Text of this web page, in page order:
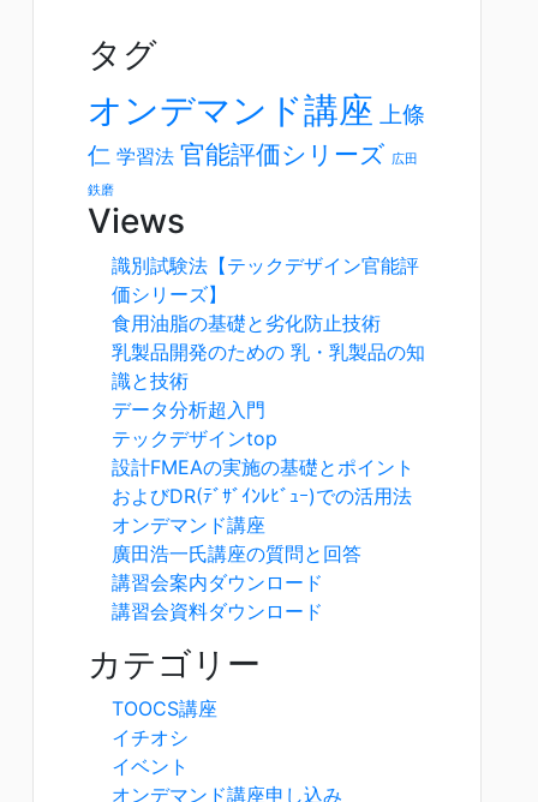
タグ
オンデマンド講座 上條
仁 学習法 官能評価シリーズ 広田
鉄磨
Views
識別試験法【テックデザイン官能評
価シリーズ】
食用油脂の基礎と劣化防止技術
乳製品開発のための 乳・乳製品の知
識と技術
データ分析超入門
テックデザインtop
設計FMEAの実施の基礎とポイント
およびDR(ﾃﾞｻﾞｲﾝﾚﾋﾞｭｰ)での活用法
オンデマンド講座
廣田浩一氏講座の質問と回答
講習会案内ダウンロード
講習会資料ダウンロード
カテゴリー
TOOCS講座
イチオシ
イベント
オンデマンド講座申し込み